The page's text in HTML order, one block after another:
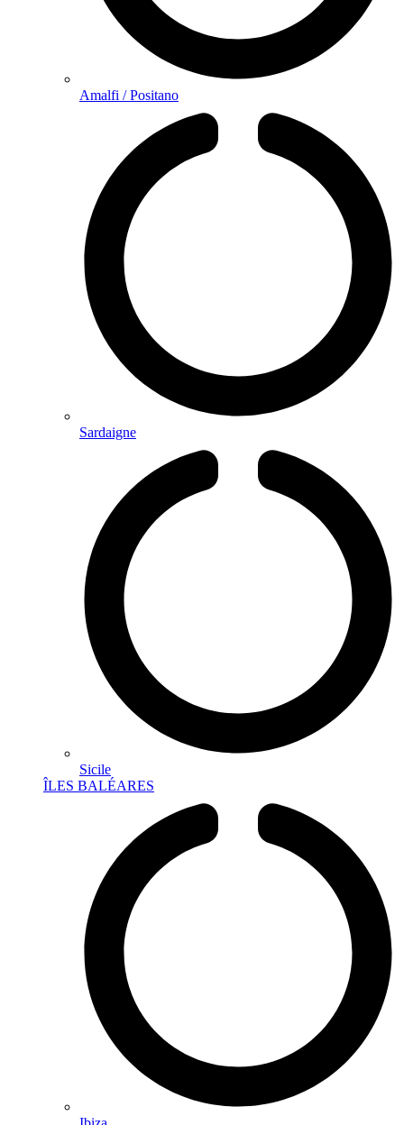
Amalfi / Positano
Sardaigne
Sicile
ÎLES BALÉARES